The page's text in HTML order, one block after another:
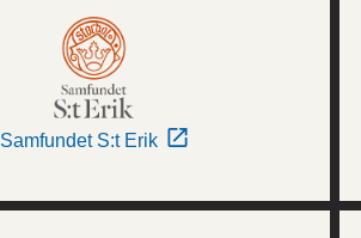
Samfundet S:t Erik